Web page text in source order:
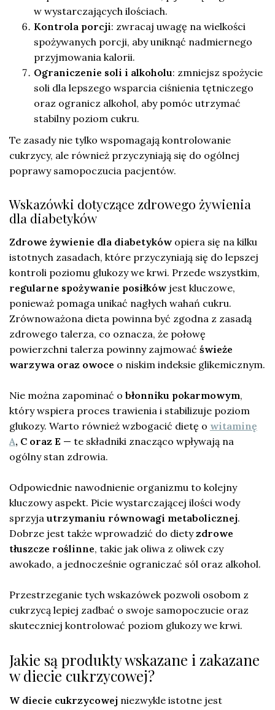
w wystarczających ilościach.
Kontrola porcji: zwracaj uwagę na wielkości
spożywanych porcji, aby uniknąć nadmiernego
przyjmowania kalorii.
Ograniczenie soli i alkoholu: zmniejsz spożycie
soli dla lepszego wsparcia ciśnienia tętniczego
oraz ogranicz alkohol, aby pomóc utrzymać
stabilny poziom cukru.
Te zasady nie tylko wspomagają kontrolowanie
cukrzycy, ale również przyczyniają się do ogólnej
poprawy samopoczucia pacjentów.
Wskazówki dotyczące zdrowego żywienia
dla diabetyków
Zdrowe żywienie dla diabetyków opiera się na kilku
istotnych zasadach, które przyczyniają się do lepszej
kontroli poziomu glukozy we krwi. Przede wszystkim,
regularne spożywanie posiłków jest kluczowe,
ponieważ pomaga unikać nagłych wahań cukru.
Zrównoważona dieta powinna być zgodna z zasadą
zdrowego talerza, co oznacza, że połowę
powierzchni talerza powinny zajmować świeże
warzywa oraz owoce o niskim indeksie glikemicznym.
Nie można zapominać o błonniku pokarmowym,
który wspiera proces trawienia i stabilizuje poziom
glukozy. Warto również wzbogacić dietę o witaminę
A, C oraz E — te składniki znacząco wpływają na
ogólny stan zdrowia.
Odpowiednie nawodnienie organizmu to kolejny
kluczowy aspekt. Picie wystarczającej ilości wody
sprzyja utrzymaniu równowagi metabolicznej.
Dobrze jest także wprowadzić do dietyzdrowe
tłuszcze roślinne, takie jak oliwa z oliwek czy
awokado, a jednocześnie ograniczać sól oraz alkohol.
Przestrzeganie tych wskazówek pozwoli osobom z
cukrzycą lepiej zadbać o swoje samopoczucie oraz
skuteczniej kontrolować poziom glukozy we krwi.
Jakie są produkty wskazane i zakazane
w diecie cukrzycowej?
W diecie cukrzycowej niezwykle istotne jest